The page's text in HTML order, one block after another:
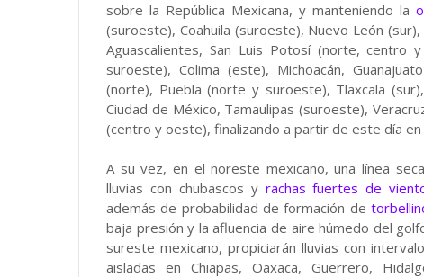
sobre la República Mexicana, y manteniendo la
(suroeste), Coahuila (suroeste), Nuevo León
Aguascalientes, San Luis Potosí (norte,
suroeste), Colima (este), Michoacán,
(norte), Puebla (norte y suroeste), Tlaxcala
Ciudad de México, Tamaulipas (suroeste),
(centro y oeste), finalizando a partir de este día en
A su vez, en el noreste mexicano, una línea
lluvias con chubascos y rachas fuertes de
además de probabilidad de formación de
baja presión y la afluencia de aire húmedo del
sureste mexicano, propiciarán lluvias con
aisladas en Chiapas, Oaxaca, Guerrero,